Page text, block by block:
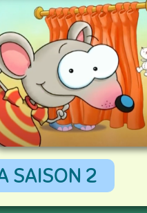
SAISON 2